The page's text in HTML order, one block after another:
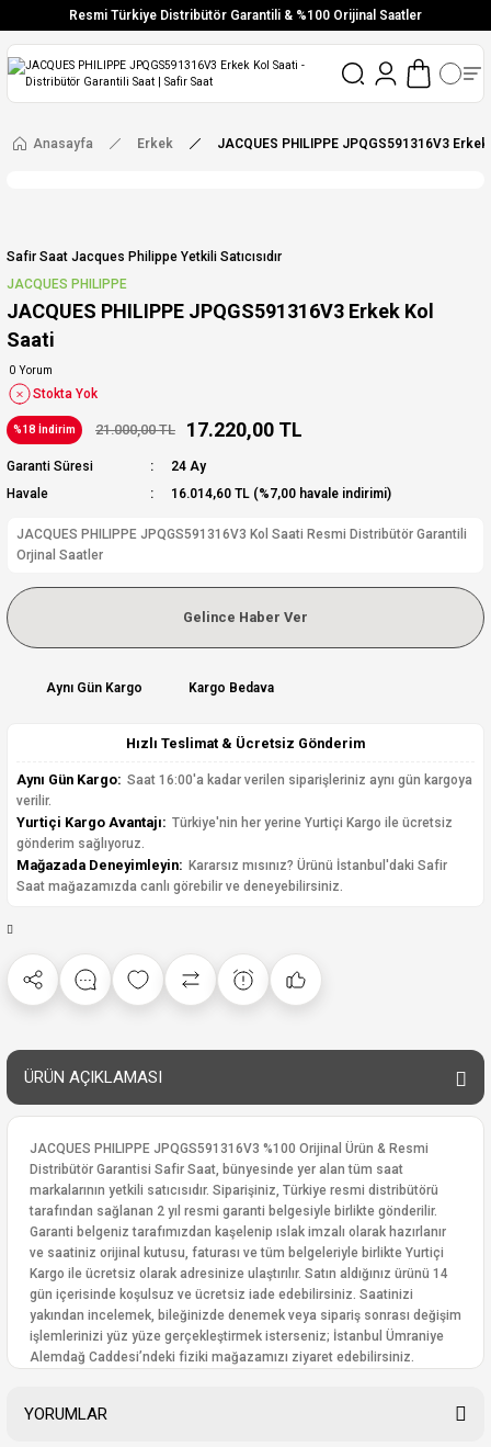
Resmi Türkiye Distribütör Garantili & %100 Orijinal Saatler
Vade Farksız 6 Taksit
Aynı Gün Stoktan Gönderim
Ücretsiz Kargo
Anasayfa Erkek JACQUES PHILIPPE JPQGS591316V3
Safir Saat Jacques Philippe Yetkili Satıcısıdır
JACQUES PHILIPPE
JACQUES PHILIPPE JPQGS591316V3 Erkek Kol
Saati
0 Yorum
Stokta Yok
%18 İndirim 21.000,00 TL 17.220,00 TL
Garanti Süresi
24 Ay
Havale
16.014,60 TL (%7,00 havale indirimi)
JACQUES PHILIPPE JPQGS591316V3 Kol Saati Resmi Distribütör Garantili
Orjinal Saatler
Gelince Haber Ver
Aynı Gün Kargo Kargo Bedava
Hızlı Teslimat & Ücretsiz Gönderim
Aynı Gün Kargo: Saat 16:00'a kadar verilen siparişleriniz aynı gün kargoya
verilir.
Yurtiçi Kargo Avantajı: Türkiye'nin her yerine Yurtiçi Kargo ile ücretsiz
gönderim sağlıyoruz.
Mağazada Deneyimleyin: Kararsız mısınız? Ürünü İstanbul'daki Safir
Saat mağazamızda canlı görebilir ve deneyebilirsiniz.
ÜRÜN AÇIKLAMASI
JACQUES PHILIPPE JPQGS591316V3 %100 Orijinal Ürün & Resmi
Distribütör Garantisi Safir Saat, bünyesinde yer alan tüm saat
markalarının yetkili satıcısıdır. Siparişiniz, Türkiye resmi distribütörü
tarafından sağlanan 2 yıl resmi garanti belgesiyle birlikte gönderilir.
Garanti belgeniz tarafımızdan kaşelenip ıslak imzalı olarak hazırlanır
ve saatiniz orijinal kutusu, faturası ve tüm belgeleriyle birlikte Yurtiçi
Kargo ile ücretsiz olarak adresinize ulaştırılır. Satın aldığınız ürünü 14
gün içerisinde koşulsuz ve ücretsiz iade edebilirsiniz. Saatinizi
yakından incelemek, bileğinizde denemek veya sipariş sonrası değişim
işlemlerinizi yüz yüze gerçekleştirmek isterseniz; İstanbul Ümraniye
Alemdağ Caddesi’ndeki fiziki mağazamızı ziyaret edebilirsiniz.
YORUMLAR